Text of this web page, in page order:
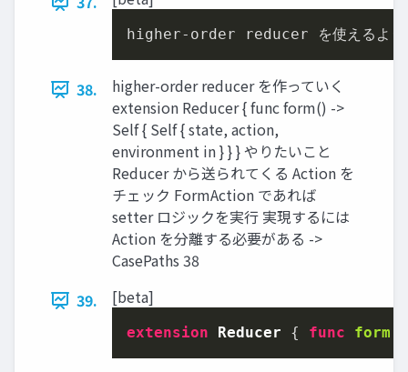
higher-order reducer を使えるよう
38.
higher-order reducer を作っていく
extension Reducer { func form() ->
Self { Self { state, action,
environment in } } } やりたいこと
Reducer から送られてくる Action を
チェック FormAction であれば
setter ロジックを実⾏ 実現するには
Action を分離する必要がある ->
CasePaths 38
39.
[beta]
extension Reducer { func form